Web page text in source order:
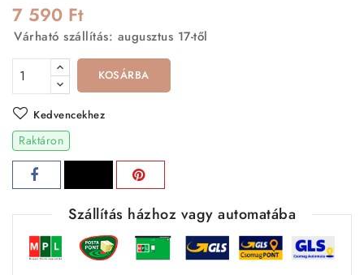
7 590 Ft
Várható szállítás: augusztus 17-től
KOSÁRBA
Kedvencekhez
Raktáron
Szállítás házhoz vagy automatába